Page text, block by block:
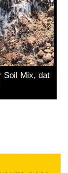
Soil Mix, dat